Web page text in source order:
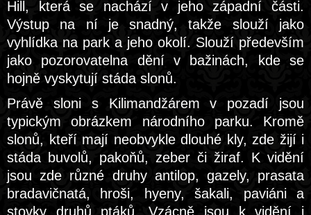
Hill, která se nachází v jeho západní části.
Výstup na ní je snadný, takže slouží jako
vyhlídka na park a jeho okolí. Slouží především
jako pozorovatelna dění v bažinách, kde se
hojně vyskytují stáda slonů.
Právě sloni s Kilimandžárem v pozadí jsou
typickým obrázkem národního parku. Kromě
slonů, kteří mají neobvykle dlouhé kly, zde žijí i
stáda buvolů, pakoňů, zeber či žiraf. K vidění
jsou zde různé druhy antilop, gazely, prasata
bradavičnatá, hroši, hyeny, šakali, paviáni a
stovky druhů ptáků. Vzácně jsou k vidění i